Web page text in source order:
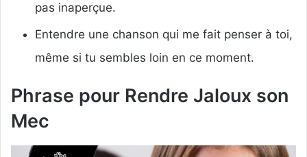
pas inaperçue.
Entendre une chanson qui me fait penser à toi,
même si tu sembles loin en ce moment.
Phrase pour Rendre Jaloux son
Mec